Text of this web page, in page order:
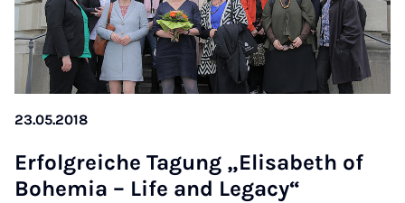
23.05.2018
Er­fol­greiche Ta­gung „El­isa­beth of
Bo­hemia – Life and Leg­acy“